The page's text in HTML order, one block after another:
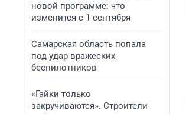
новой программе: что
изменится с 1 сентября
Самарская область попала
под удар вражеских
беспилотников
«Гайки только
закручиваются». Строители